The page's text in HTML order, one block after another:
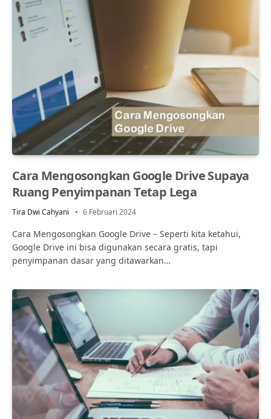
Cara Mengosongkan Google Drive Supaya
Ruang Penyimpanan Tetap Lega
Tira Dwi Cahyani 6 Februari 2024
Cara Mengosongkan Google Drive – Seperti kita ketahui,
Google Drive ini bisa digunakan secara gratis, tapi
penyimpanan dasar yang ditawarkan…